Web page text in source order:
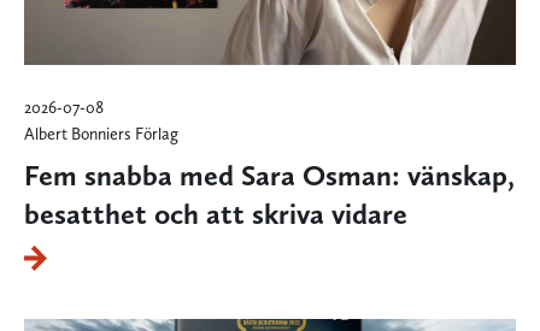
2026-07-08
Albert Bonniers Förlag
Fem snabba med Sara Osman: vänskap,
besatthet och att skriva vidare